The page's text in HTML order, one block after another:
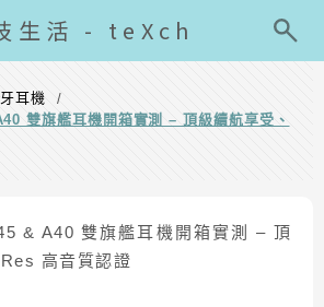
生活 - teXch
耳機
/
雙旗艦耳機開箱實測 – 頂級續航享受、